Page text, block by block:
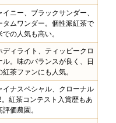
イニー、ブラックサンダー、
タムワンダー。個性派紅茶で
での人気も高い。
ディライト、ティッピークロ
ル。味のバランスが良く、日
紅茶ファンにも人気。
イナスペシャル、クローナル
。紅茶コンテスト入賞歴もあ
評価農園。